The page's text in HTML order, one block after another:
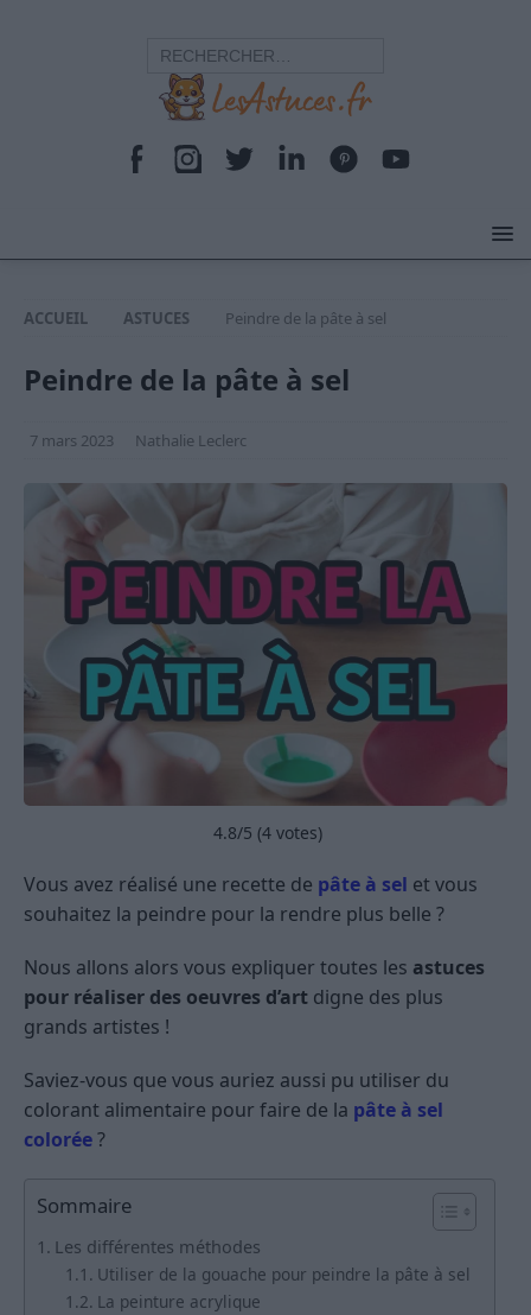
ACCUEIL ASTUCES Peindre de la pâte à sel
Peindre de la pâte à sel
7 mars 2023 Nathalie Leclerc
4.8/5 (4 votes)
Vous avez réalisé une recette de pâte à sel et vous
souhaitez la peindre pour la rendre plus belle ?
Nous allons alors vous expliquer toutes les astuces
pour réaliser des oeuvres d’art digne des plus
grands artistes !
Saviez-vous que vous auriez aussi pu utiliser du
colorant alimentaire pour faire de la pâte à sel
colorée?
Sommaire
Les différentes méthodes
Utiliser de la gouache pour peindre la pâte à sel
La peinture acrylique